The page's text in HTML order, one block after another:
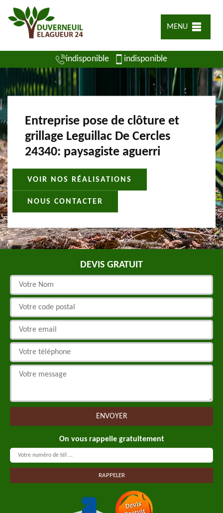
MENU
indisponible indisponible
Entreprise pose de clôture et
grillage Leguillac De Cercles
24340: paysagiste aguerri
VOIR NOS RÉALISATIONS
NOUS CONTACTER
DEVIS GRATUIT
On vous rappelle gratuitement